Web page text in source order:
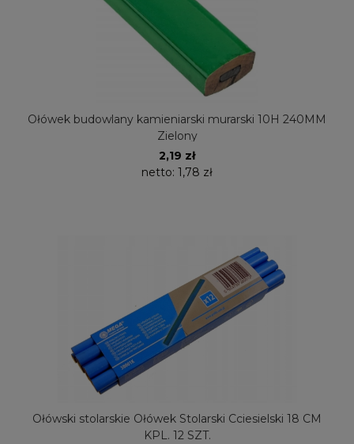
Ołówek budowlany kamieniarski murarski 10H 240MM
Zielony
2,19 zł
netto: 1,78 zł
Ołówski stolarskie Ołówek Stolarski Cciesielski 18 CM
KPL. 12 SZT.